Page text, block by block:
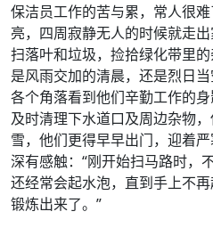
保洁员工作的苦与累，常人很
亮，四周寂静无人的时候就走
扫落叶和垃圾，捡拾绿化带里
是风雨交加的清晨，还是烈日
各个角落看到他们辛勤工作的
及时清理下水道口及周边杂物
雪，他们更得早早出门，迎着
深有感触：“刚开始扫马路时，
还经常会起水泡，直到手上不
锻炼出来了。”